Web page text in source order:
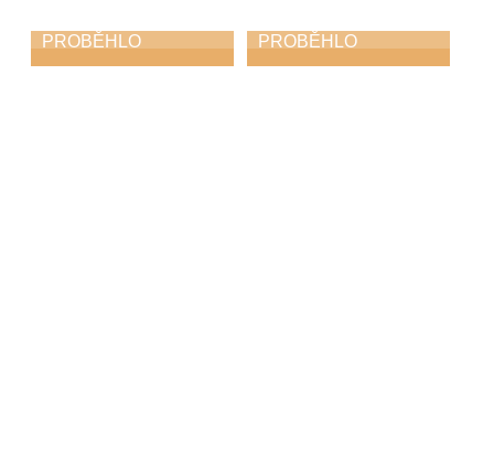
PROBĚHLO PROBĚHLO